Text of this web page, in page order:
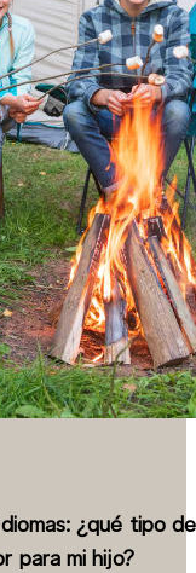
¿qué tipo de
para mi hijo?